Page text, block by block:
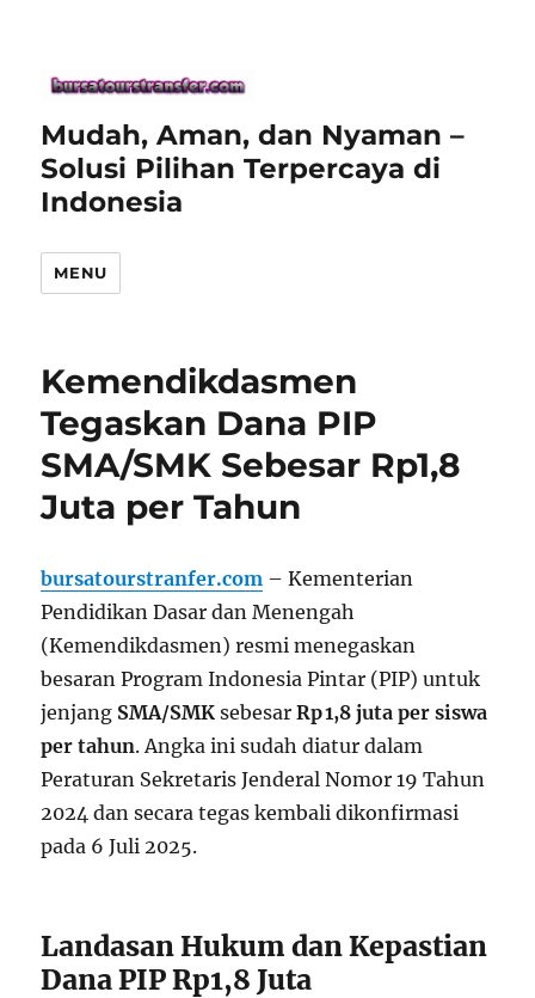
Mudah, Aman, dan Nyaman –
Solusi Pilihan Terpercaya di
Indonesia
MENU
Kemendikdasmen
Tegaskan Dana PIP
SMA/SMK Sebesar Rp1,8
Juta per Tahun
bursatourstranfer.com – Kementerian
Pendidikan Dasar dan Menengah
(Kemendikdasmen) resmi menegaskan
besaran Program Indonesia Pintar (PIP) untuk
jenjang SMA/SMK sebesarRp 1,8 juta per siswa
per tahun. Angka ini sudah diatur dalam
Peraturan Sekretaris Jenderal Nomor 19 Tahun
2024 dan secara tegas kembali dikonfirmasi
pada 6 Juli 2025.
Landasan Hukum dan Kepastian
Dana PIP Rp1,8 Juta